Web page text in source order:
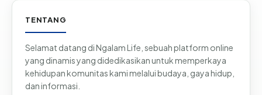
TENTANG
Selamat datang di Ngalam Life, sebuah platform online
yang dinamis yang didedikasikan untuk memperkaya
kehidupan komunitas kami melalui budaya, gaya hidup,
dan informasi.